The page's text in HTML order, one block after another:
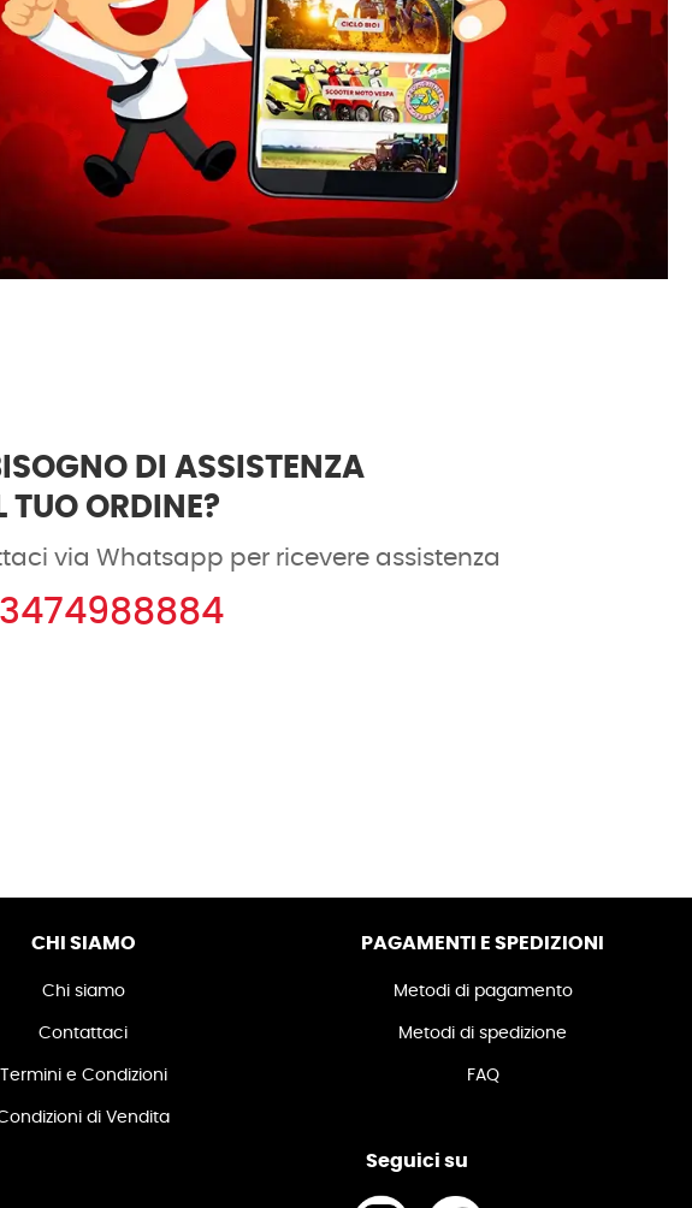
DI ASSISTENZA
TUO ORDINE?
via Whatsapp per ricevere assistenza
CHI SIAMO
Chi siamo
Contattaci
Termini e Condizioni
di Vendita
PAGAMENTI E SPEDIZIONI
Metodi di pagamento
Metodi di spedizione
FAQ
Seguici su